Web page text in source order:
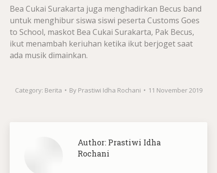
Bea Cukai Surakarta juga menghadirkan Becus band
untuk menghibur siswa siswi peserta Customs Goes
to School, maskot Bea Cukai Surakarta, Pak Becus,
ikut menambah keriuhan ketika ikut berjoget saat
ada musik dimainkan.
Category: Berita By Prastiwi Idha Rochani 11 November 2019
Author: Prastiwi Idha
Rochani